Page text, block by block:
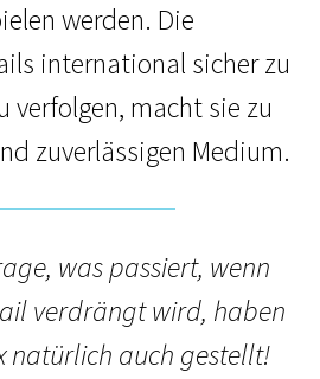
werden. Die
international sicher zu
verfolgen, macht sie zu
zuverlässigen Medium.
was passiert, wenn
verdrängt wird, haben
natürlich auch gestellt!